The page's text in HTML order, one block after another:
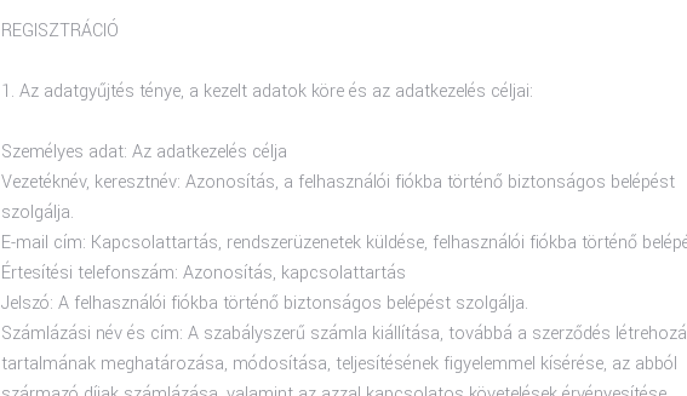
REGISZTRÁCIÓ
1. Az adatgyűjtés ténye, a kezelt adatok köre és az adatkezelés céljai:
Személyes adat: Az adatkezelés célja
Vezetéknév, keresztnév: Azonosítás, a felhasználói fiókba történő biztonságos belépést
szolgálja.
E-mail cím: Kapcsolattartás, rendszerüzenetek küldése, felhasználói fiókba történő
Értesítési telefonszám: Azonosítás, kapcsolattartás
Jelszó: A felhasználói fiókba történő biztonságos belépést szolgálja.
Számlázási név és cím: A szabályszerű számla kiállítása, továbbá a szerződés
tartalmának meghatározása, módosítása, teljesítésének figyelemmel kísérése, az abból